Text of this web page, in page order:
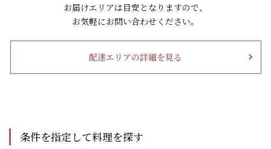
お届けエリアは目安となりますので、
お気軽にお問い合わせください。
配達エリアの詳細を見る
条件を指定して料理を探す